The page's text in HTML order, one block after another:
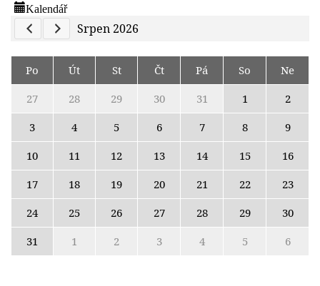
Kalendář
Previous Calendar
Next Calendar
Srpen 2026
Po Út St Čt Pá So
Ne
27
28 29 30 31 1
2
3
4 5 6 7 8
9
10
11 12 13 14 15
16
17
18 19 20 21 22
23
24
25 26 27 28 29
30
31
1 2 3 4 5 6